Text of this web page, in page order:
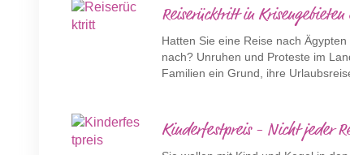
Reiserücktritt in
Hatten Sie eine Reise nach
nach? Unruhen und Proteste im
Familien ein Grund, ihre
Kinderfestpreis - Nicht jeder